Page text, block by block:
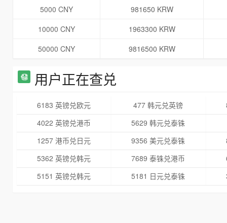
5000 CNY
981650 KRW
10000 CNY
1963300 KRW
50000 CNY
9816500 KRW
用户正在查兑
6183 英镑兑欧元 477 韩元兑英镑
4022 英镑兑港币
5629 韩元兑泰铢
1257 港币兑日元
9356 美元兑泰铢
5362 英镑兑韩元
7689 泰铢兑港币
5151 英镑兑韩元
5181 日元兑泰铢